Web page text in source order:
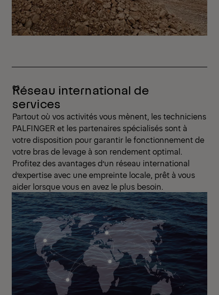
Réseau international de
services
Partout où vos activités vous mènent, les techniciens
PALFINGER et les partenaires spécialisés sont à
votre disposition pour garantir le fonctionnement de
votre bras de levage à son rendement optimal.
Profitez des avantages d’un réseau international
d’expertise avec une empreinte locale, prêt à vous
aider lorsque vous en avez le plus besoin.